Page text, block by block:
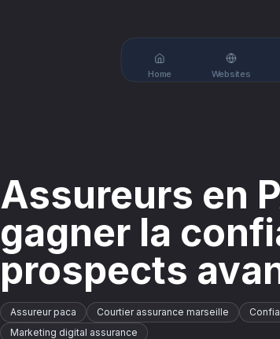
Home Websites
Assureurs en
gagner la
prospects
Assureur paca Courtier assurance marseille
Marketing digital assurance